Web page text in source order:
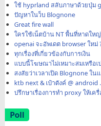
ใช้ hyprland สลับภาษาด้วยปุ่ม
ปัญหาในว็บ Blognone
Great fire wall
ใครใช้เน็ตบ้าน NT พื้นที่หาดให
openai จะอัพเดต browser ใหม่
ทุกเรื่องที่เกี่ยวข้องกับการเงิน
แบบนี้โฆษณาไม่เหมาะสมเหรือเ
สงสัยว่าเวลาเปิด Blognone ใน
ktb next & เป๋าตังค์ @ android
ปรึกษาเรื่องการทำ proxy ให้เค
Poll